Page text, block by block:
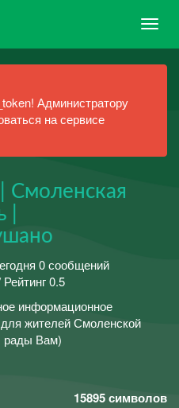
Администратору
на сервисе
Смоленская
0 сообщений
0.5
информационное
жителей Смоленской
рады Вам)
15895символов